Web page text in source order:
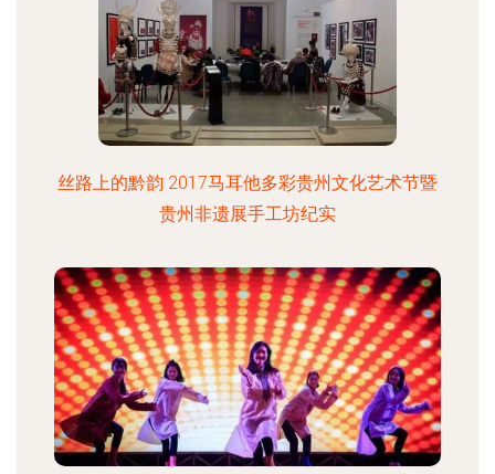
丝路上的黔韵 2017马耳他多彩贵州文化艺术节暨
贵州非遗展手工坊纪实